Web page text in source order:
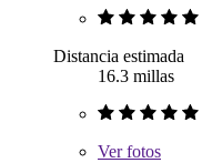
Distancia estimada
16.3 millas
Verfotos